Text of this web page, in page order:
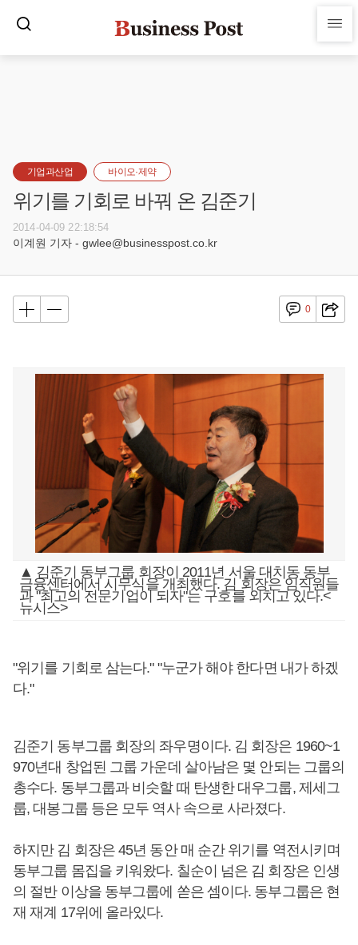
기업과산업 바이오·제약
위기를 기회로 바꿔 온 김준기
2014-04-09 22:18:54
이계원 기자 - gwlee@businesspost.co.kr
0
▲ 김준기 동부그룹 회장이 2011년 서울 대치동 동부
금융센터에서 시무식을 개최했다. 김 회장은 임직원들
과 "최고의 전문기업이 되자"는 구호를 외치고 있다.<
뉴시스>
"위기를 기회로 삼는다." "누군가 해야 한다면 내가 하겠
다."
김준기 동부그룹 회장의 좌우명이다. 김 회장은 1960~1
970년대 창업된 그룹 가운데 살아남은 몇 안되는 그룹의
총수다. 동부그룹과 비슷할 때 탄생한 대우그룹, 제세그
룹, 대봉그룹 등은 모두 역사 속으로 사라졌다.
하지만 김 회장은 45년 동안 매 순간 위기를 역전시키며
동부그룹 몸집을 키워왔다. 칠순이 넘은 김 회장은 인생
의 절반 이상을 동부그룹에 쏟은 셈이다. 동부그룹은 현
재 재계 17위에 올라있다.